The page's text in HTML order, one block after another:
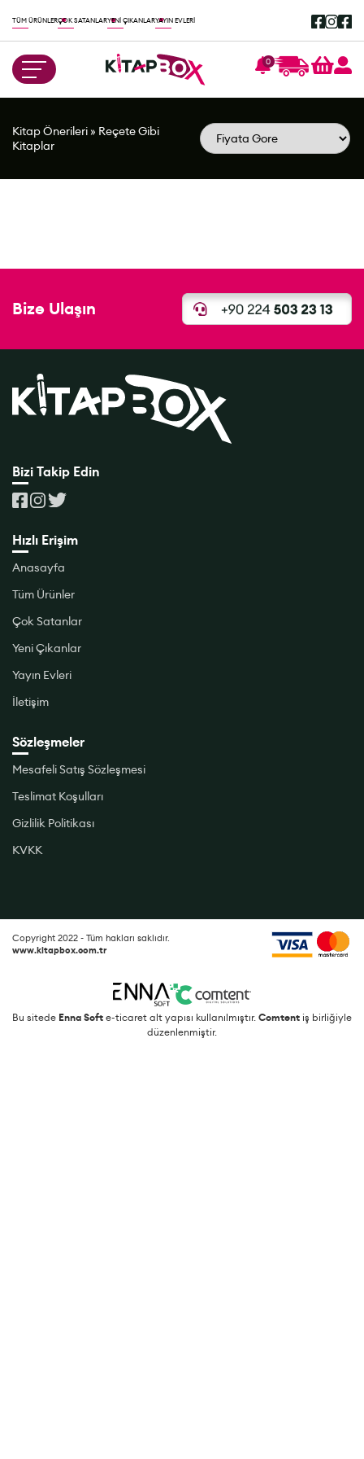
TÜM ÜRÜNLERÇOK SATANLARYENİ ÇIKANLARYAYIN EVLERİ
0
Kitap Önerileri» Reçete Gibi
Kitaplar
Bize Ulaşın
Bizi Takip Edin
Hızlı Erişim
Anasayfa
Tüm Ürünler
Çok Satanlar
Yeni Çıkanlar
Yayın Evleri
İletişim
Sözleşmeler
Mesafeli Satış Sözleşmesi
Teslimat Koşulları
Gizlilik Politikası
KVKK
Copyright 2022 - Tüm hakları saklıdır.
www.kitapbox.com.tr
Bu sitede Enna Soft e-ticaret alt yapısı kullanılmıştır. Comtent iş birliğiyle
düzenlenmiştir.